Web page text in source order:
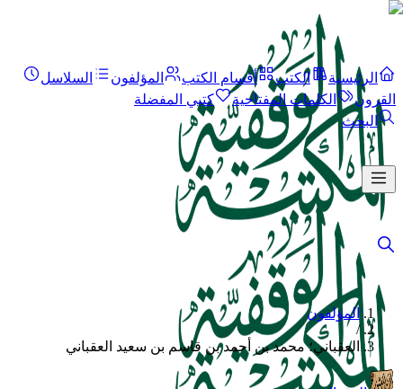
الرئيسية الكتب أقسام الكتب المؤلفون
السلاسل
القرون
الكلمات المفتاحية
كتبي المفضلة
البحث
المؤلفون
/
العقباني؛ محمد بن أحمد بن قاسم بن سعيد العقباني